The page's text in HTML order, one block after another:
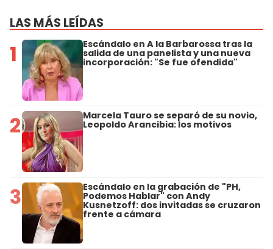
LAS MÁS LEÍDAS
1 Escándalo en A la Barbarossa tras la
salida de una panelista y una nueva
incorporación: "Se fue ofendida"
2 Marcela Tauro se separó de su novio,
Leopoldo Arancibia: los motivos
3 Escándalo en la grabación de "PH,
Podemos Hablar" con Andy
Kusnetzoff: dos invitadas se cruzaron
frente a cámara